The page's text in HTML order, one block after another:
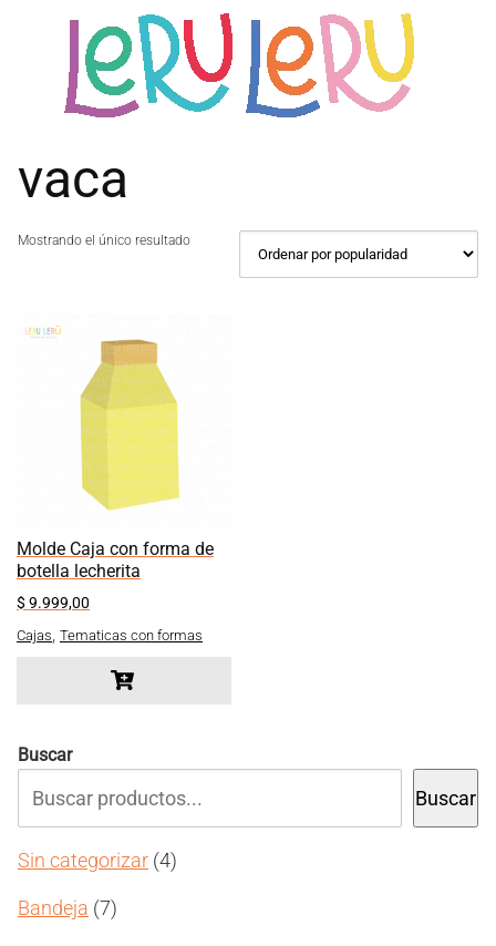
vaca
Mostrando el único resultado
Molde Caja con forma de
botella lecherita
$ 9.999,00
Cajas, Tematicas con formas
Buscar
Buscar
Sin categorizar 44
Bandeja 77